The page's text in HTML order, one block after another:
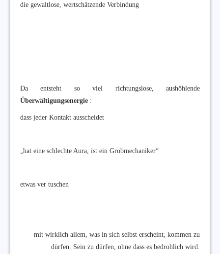
die gewaltlose, wertschätzende Verbindung
Da entsteht so viel richtungslose, aushöhlende
Überwältigungsenergie :
dass jeder Kontakt ausscheidet
„hat eine schlechte Aura, ist ein Grobmechaniker“
etwas ver tuschen
mit wirklich allem, was in sich selbst erscheint, kommen zu
dürfen. Sein zu dürfen, ohne dass es bedrohlich wird.